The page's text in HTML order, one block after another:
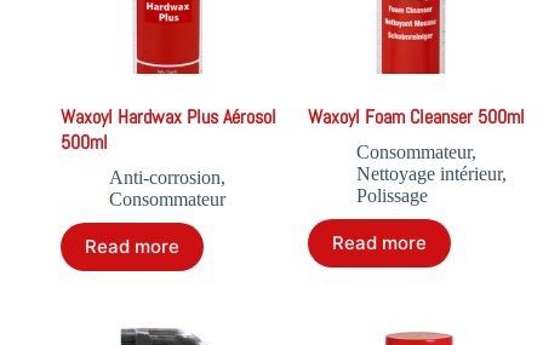
Waxoyl Hardwax Plus Aérosol
500ml
Anti-corrosion,
Consommateur
Read more
Waxoyl Foam Cleanser 500ml
Consommateur,
Nettoyage intérieur,
Polissage
Read more